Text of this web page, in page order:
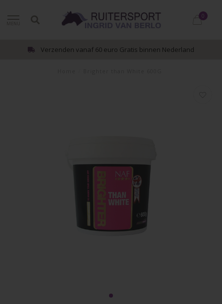
0
Verzenden vanaf 60 euro Gratis binnen Nederland